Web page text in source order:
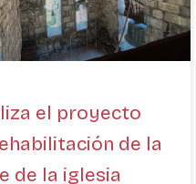
el proyecto
de la
de la iglesia